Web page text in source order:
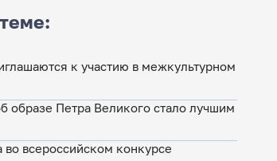
к участию в межкультурном
образе Петра Великого стало лучшим
всероссийском конкурсе